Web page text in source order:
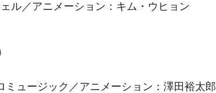
ル／アニメーション：キム・ウヒョン
ミュージック／アニメーション：澤田裕太郎